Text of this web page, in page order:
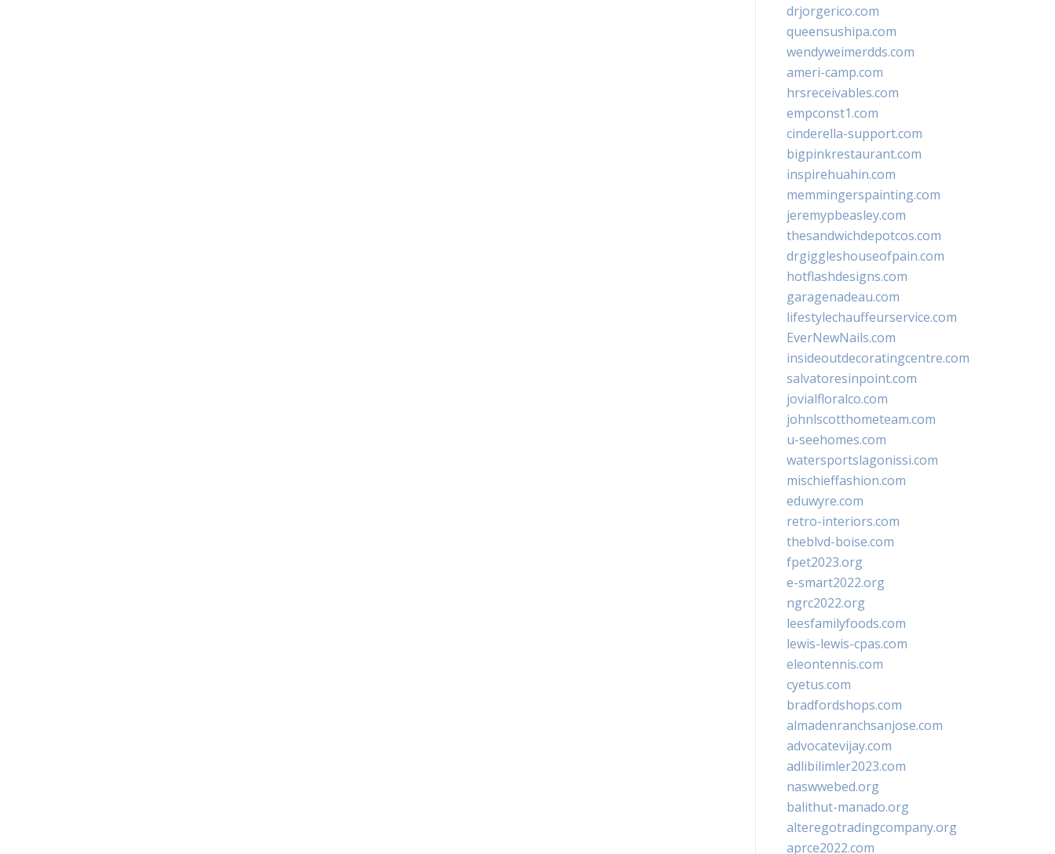
drjorgerico.com
queensushipa.com
wendyweimerdds.com
ameri-camp.com
hrsreceivables.com
empconst1.com
cinderella-support.com
bigpinkrestaurant.com
inspirehuahin.com
memmingerspainting.com
jeremypbeasley.com
thesandwichdepotcos.com
drgiggleshouseofpain.com
hotflashdesigns.com
garagenadeau.com
lifestylechauffeurservice.com
EverNewNails.com
insideoutdecoratingcentre.com
salvatoresinpoint.com
jovialfloralco.com
johnlscotthometeam.com
u-seehomes.com
watersportslagonissi.com
mischieffashion.com
eduwyre.com
retro-interiors.com
theblvd-boise.com
fpet2023.org
e-smart2022.org
ngrc2022.org
leesfamilyfoods.com
lewis-lewis-cpas.com
eleontennis.com
cyetus.com
bradfordshops.com
almadenranchsanjose.com
advocatevijay.com
adlibilimler2023.com
naswwebed.org
balithut-manado.org
alteregotradingcompany.org
aprce2022.com